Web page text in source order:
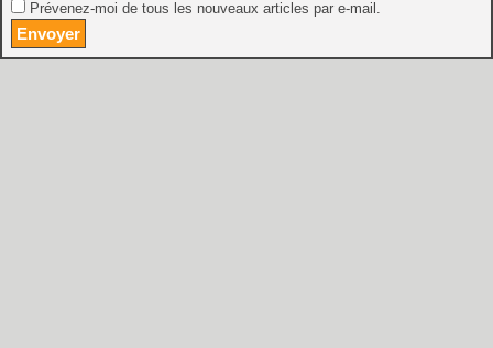
Prévenez-moi de tous les nouveaux articles par e-mail.